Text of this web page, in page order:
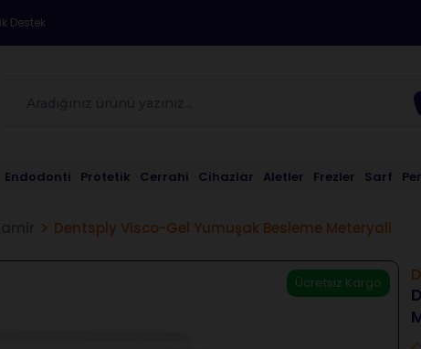
Destek
Endodonti Protetik Cerrahi Cihazlar Aletler Frezler Sarf
Dentsply Visco-Gel Yumuşak Besleme Meteryali
Ücretsiz Kargo